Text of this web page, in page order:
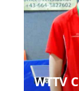
WTTV